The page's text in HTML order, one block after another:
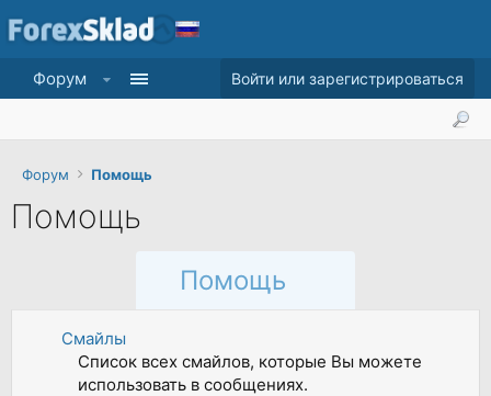
Форум Помощь
Помощь
Помощь
Смайлы
Список всех смайлов, которые Вы можете
использовать в сообщениях.
Форум Войти или зарегистрироваться